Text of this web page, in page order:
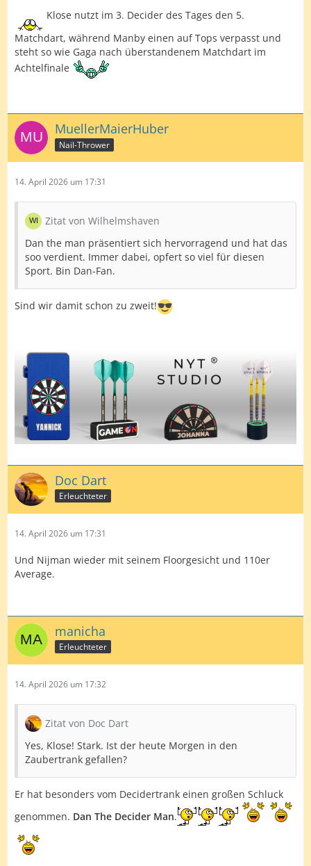
Klose nutzt im 3. Decider des Tages den 5.
Matchdart, während Manby einen auf Tops verpasst und
steht so wie Gaga nach überstandenem Matchdart im
Achtelfinale
MuellerMaierHuber
Nail-Thrower
14. April 2026 um 17:31
Zitat von Wilhelmshaven
Dan the man präsentiert sich hervorragend und hat das
soo verdient. Immer dabei, opfert so viel für diesen
Sport. Bin Dan-Fan.
Sind wir damit schon zu zweit!
Doc Dart
Erleuchteter
14. April 2026 um 17:31
Und Nijman wieder mit seinem Floorgesicht und 110er
Average.
manicha
Erleuchteter
14. April 2026 um 17:32
Zitat von Doc Dart
Yes, Klose! Stark. Ist der heute Morgen in den
Zaubertrank gefallen?
Er hat besonders vom Decidertrank einen großen Schluck
genommen. Dan The Decider Man.